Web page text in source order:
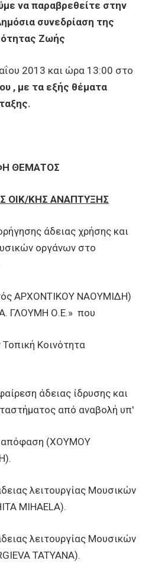
να παραβρεθείτε στην
συνεδρίαση της
Ζωής
2013 και ώρα 13:00 στο
, με τα εξής θέματα
ΘΕΜΑΤΟΣ
ΟΙΚ/ΚΗΣ ΑΝΑΠΤΥΞΗΣ
άδειας χρήσης και
οργάνων στο
ΑΡΧΟΝΤΙΚΟΥ ΝΑΟΥΜΙΔΗ)
ΓΛΟΥΜΗ Ο.Ε.» που
Τοπική Κοινότητα
άδειας ίδρυσης και
από αναβολή υπ'
απόφαση (ΧΟΥΜΟΥ
λειτουργίας Μουσικών
MIHAELA).
λειτουργίας Μουσικών
TATYANA).